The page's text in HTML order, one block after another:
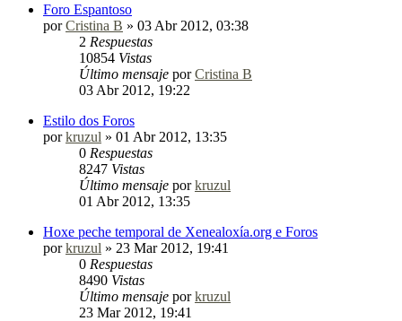
Foro Espantoso
porCristina B » 03 Abr 2012, 03:38
2 Respuestas
10854 Vistas
Último mensaje porCristina B
03 Abr 2012, 19:22
Estilo dos Foros
porkruzul » 01 Abr 2012, 13:35
0 Respuestas
8247 Vistas
Último mensaje porkruzul
01 Abr 2012, 13:35
Hoxe peche temporal de Xenealoxía.org e Foros
porkruzul » 23 Mar 2012, 19:41
0 Respuestas
8490 Vistas
Último mensaje porkruzul
23 Mar 2012, 19:41